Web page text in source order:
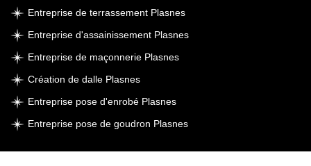
Entreprise de terrassement Plasnes
Entreprise d'assainissement Plasnes
Entreprise de maçonnerie Plasnes
Création de dalle Plasnes
Entreprise pose d'enrobé Plasnes
Entreprise pose de goudron Plasnes